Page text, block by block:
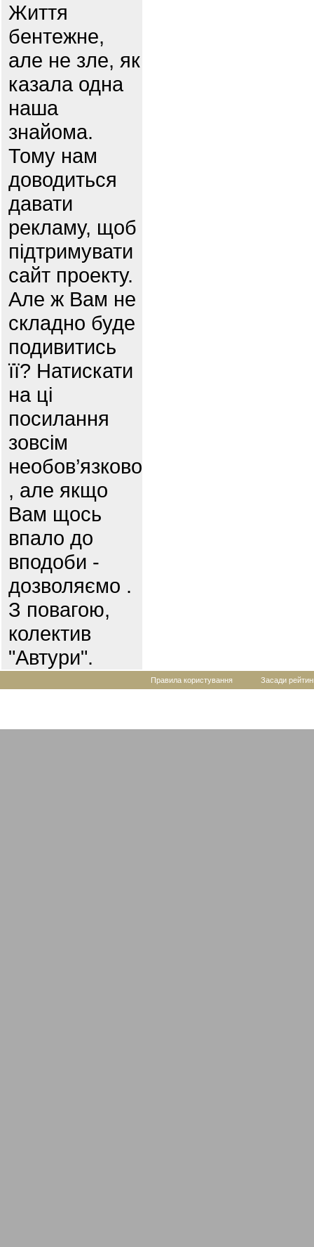
Життя
бентежне,
але не зле, як
казала одна
наша
знайома.
Тому нам
доводиться
давати
рекламу, щоб
підтримувати
сайт проекту.
Але ж Вам не
складно буде
подивитись
її? Натискати
на ці
посилання
зовсім
необов’язково
, але якщо
Вам щось
впало до
вподоби -
дозволяємо .
З повагою,
колектив
"Автури".
Правила користування Засади